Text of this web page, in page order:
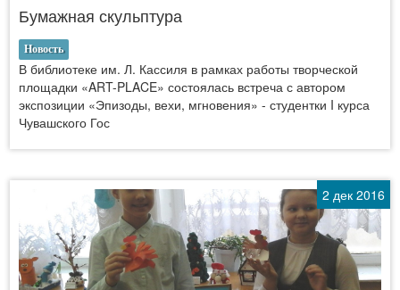
Бумажная скульптура
Новость
В библиотеке им. Л. Кассиля в рамках работы творческой
площадки «ART-PLACE» состоялась встреча с автором
экспозиции «Эпизоды, вехи, мгновения» - студентки I курса
Чувашского Гос
2 дек 2016